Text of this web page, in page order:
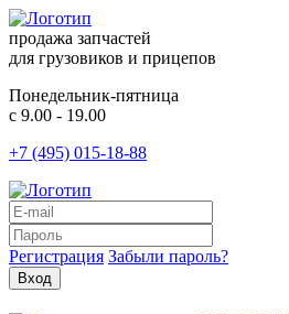
продажа запчастей
для грузовиков и прицепов
Понедельник-пятница
с 9.00 - 19.00
+7 (495) 015-18-88
Регистрация Забыли пароль?